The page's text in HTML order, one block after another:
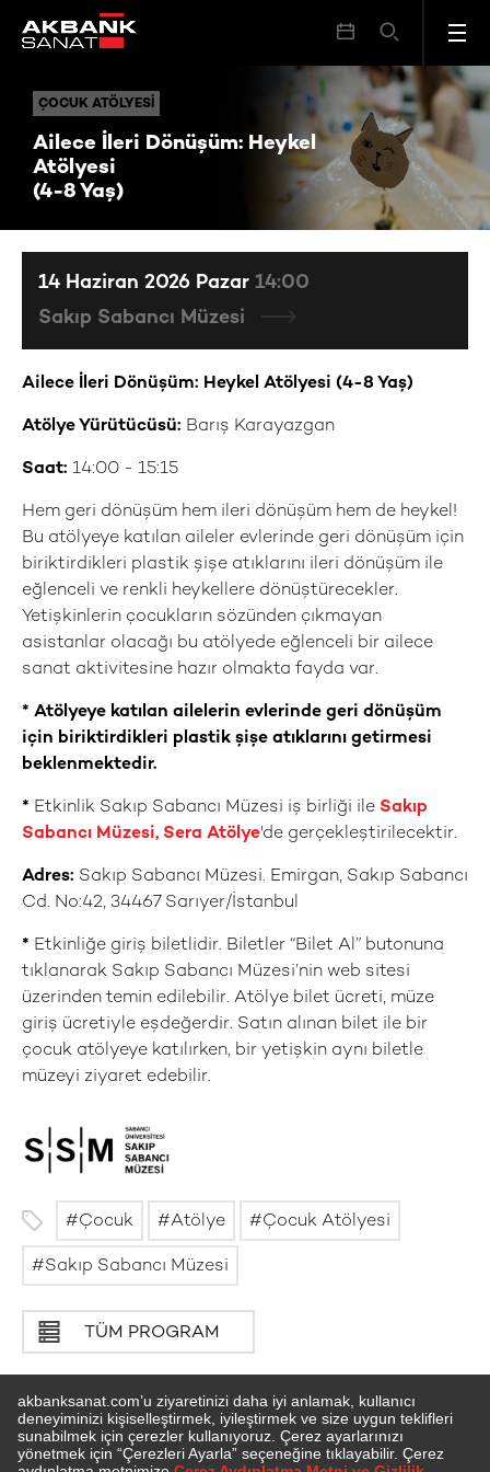
ÇOCUK ATÖLYESI
Ailece İleri Dönüşüm: Heykel
Atölyesi
(4-8 Yaş)
ÇOCUK ATÖLYESI Ailece İleri Dönüşüm: Heykel Atölyesi (4-8 Yaş)
Ailece İleri Dönüşüm: Heykel Atölyesi (4-8 Yaş)
Atölye Yürütücüsü: Barış Karayazgan
Saat: 14:00 - 15:15
Hem geri dönüşüm hem ileri dönüşüm hem de heykel!
Bu atölyeye katılan aileler evlerinde geri dönüşüm için
biriktirdikleri plastik şişe atıklarını ileri dönüşüm ile
eğlenceli ve renkli heykellere dönüştürecekler.
Yetişkinlerin çocukların sözünden çıkmayan
asistanlar olacağı bu atölyede eğlenceli bir ailece
sanat aktivitesine hazır olmakta fayda var.
* Atölyeye katılan ailelerin evlerinde geri dönüşüm
için biriktirdikleri plastik şişe atıklarını getirmesi
beklenmektedir.
* Etkinlik Sakıp Sabancı Müzesi iş birliği ile Sakıp
Sabancı Müzesi, Sera Atölye'de gerçekleştirilecektir.
Adres: Sakıp Sabancı Müzesi. Emirgan, Sakıp Sabancı
Cd. No:42, 34467 Sarıyer/İstanbul
* Etkinliğe giriş biletlidir. Biletler “Bilet Al” butonuna
tıklanarak Sakıp Sabancı Müzesi’nin web sitesi
üzerinden temin edilebilir. Atölye bilet ücreti, müze
giriş ücretiyle eşdeğerdir. Satın alınan bilet ile bir
çocuk atölyeye katılırken, bir yetişkin aynı biletle
müzeyi ziyaret edebilir.
Çocuk Atölye Çocuk Atölyesi
Sakıp Sabancı Müzesi
TÜM PROGRAM
14 Haziran 2026 Pazar 14:00
Sakıp Sabancı Müzesi